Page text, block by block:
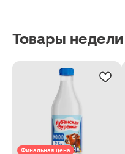
Товары недели
Финальная цена